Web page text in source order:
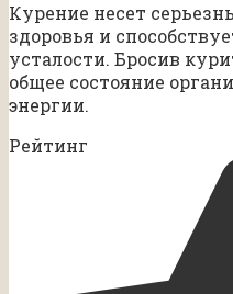
Курение несет
здоровья и
усталости. Бросив
общее состояние
энергии.
Рейтинг